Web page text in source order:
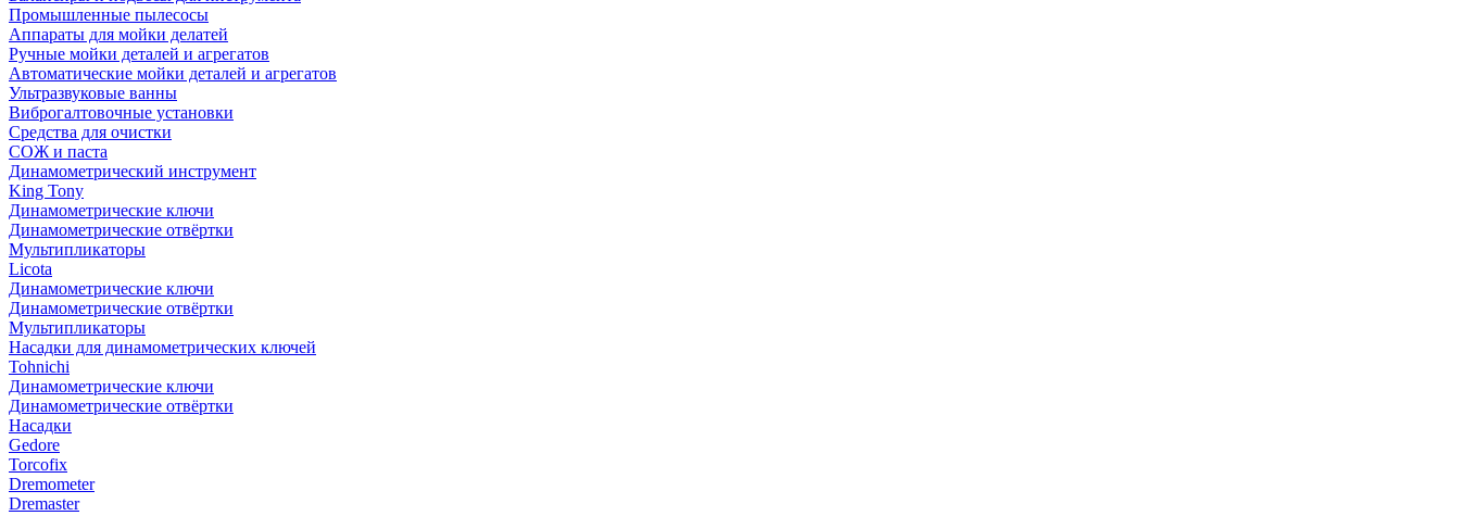
Промышленные пылесосы
Аппараты для мойки делатей
Ручные мойки деталей и агрегатов
Автоматические мойки деталей и агрегатов
Ультразвуковые ванны
Виброгалтовочные установки
Средства для очистки
СОЖ и паста
Динамометрический инструмент
King Tony
Динамометрические ключи
Динамометрические отвёртки
Мультипликаторы
Licota
Динамометрические ключи
Динамометрические отвёртки
Мультипликаторы
Насадки для динамометрических ключей
Tohnichi
Динамометрические ключи
Динамометрические отвёртки
Насадки
Gedore
Torcofix
Dremometer
Dremaster